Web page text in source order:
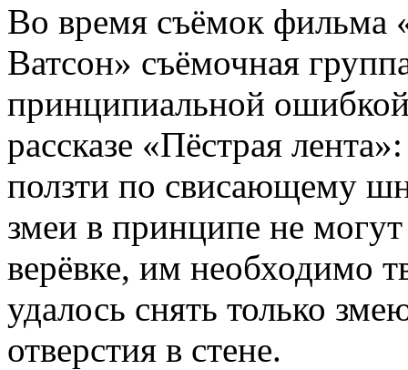
Во время съёмок фильма
Ватсон» съёмочная
принципиальной
рассказе «Пёстрая
ползти по свисающему
змеи в принципе не
верёвке, им необходимо
удалось снять только
отверстия в стене.